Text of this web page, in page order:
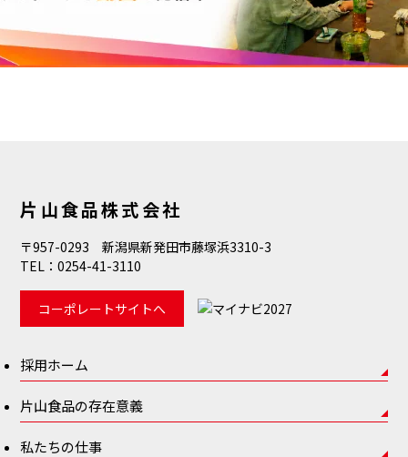
片山食品株式会社
〒957-0293 新潟県新発田市藤塚浜3310-3
TEL：0254-41-3110
コーポレートサイトへ
採用ホーム
片山食品の存在意義
私たちの仕事